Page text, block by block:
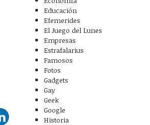
Educación
Efemerides
El Juego del Lunes
Empresas
Estrafalarius
Famosos
Fotos
Gadgets
Gay
Geek
Google
Historia